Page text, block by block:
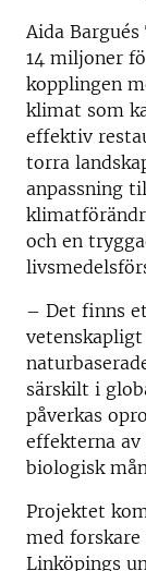
Aida
14 miljoner
kopplingen
klimat som
effektiv
torra
anpassning
och en
– Det finns
särskilt i
påverkas
effekterna
biologisk
Projektet
med
Linköpings